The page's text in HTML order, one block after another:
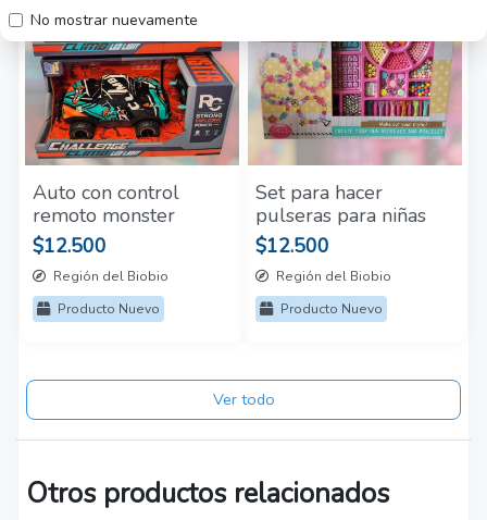
No mostrar nuevamente
Auto con control
remoto monster
$12.500
Región del Biobio
Producto Nuevo
Set para hacer
pulseras para niñas
$12.500
Región del Biobio
Producto Nuevo
Ver todo
Otros productos relacionados